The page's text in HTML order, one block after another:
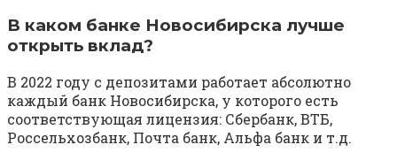
В каком банке Новосибирска лучше
открыть вклад?
В 2022 году с депозитами работает абсолютно
каждый банк Новосибирска, у которого есть
соответствующая лицензия: Сбербанк, ВТБ,
Россельхозбанк, Почта банк, Альфа банк и т.д.